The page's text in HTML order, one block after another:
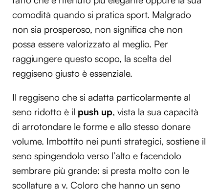
comodità quando si pratica sport. Malgrado
non sia prosperoso, non significa che non
possa essere valorizzato al meglio. Per
raggiungere questo scopo, la scelta del
reggiseno giusto è essenziale.
Il reggiseno che si adatta particolarmente al
seno ridotto è il push up, vista la sua capacità
di arrotondare le forme e allo stesso donare
volume. Imbottito nei punti strategici, sostiene il
seno spingendolo verso l’alto e facendolo
sembrare più grande: si presta molto con le
scollature a v. Coloro che hanno un seno